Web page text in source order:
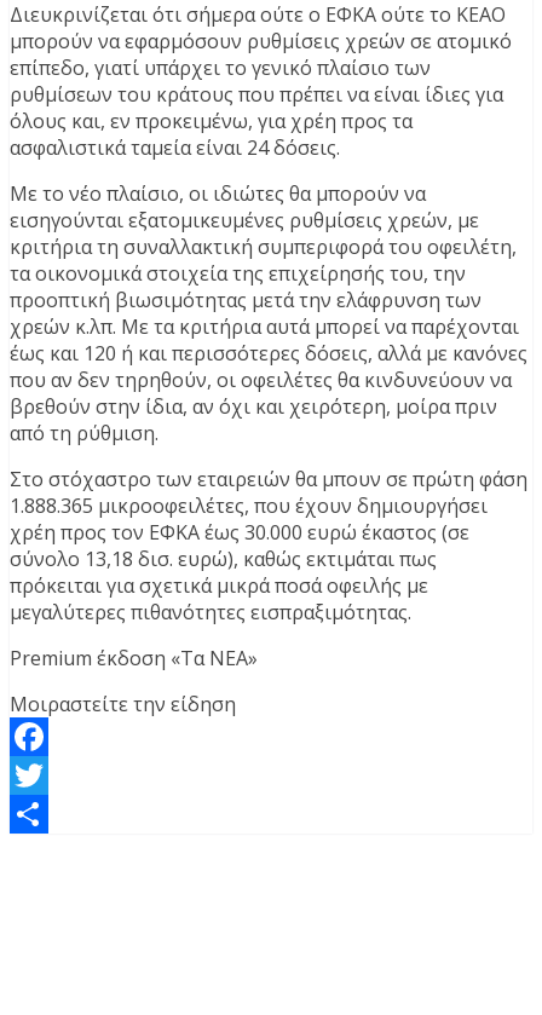
Διευκρινίζεται ότι σήμερα ούτε ο ΕΦΚΑ ούτε το ΚΕΑΟ
μπορούν να εφαρμόσουν ρυθμίσεις χρεών σε ατομικό
επίπεδο, γιατί υπάρχει το γενικό πλαίσιο των
ρυθμίσεων του κράτους που πρέπει να είναι ίδιες για
όλους και, εν προκειμένω, για χρέη προς τα
ασφαλιστικά ταμεία είναι 24 δόσεις.
Με το νέο πλαίσιο, οι ιδιώτες θα μπορούν να
εισηγούνται εξατομικευμένες ρυθμίσεις χρεών, με
κριτήρια τη συναλλακτική συμπεριφορά του οφειλέτη,
τα οικονομικά στοιχεία της επιχείρησής του, την
προοπτική βιωσιμότητας μετά την ελάφρυνση των
χρεών κ.λπ. Με τα κριτήρια αυτά μπορεί να παρέχονται
έως και 120 ή και περισσότερες δόσεις, αλλά με κανόνες
που αν δεν τηρηθούν, οι οφειλέτες θα κινδυνεύουν να
βρεθούν στην ίδια, αν όχι και χειρότερη, μοίρα πριν
από τη ρύθμιση.
Στο στόχαστρο των εταιρειών θα μπουν σε πρώτη φάση
1.888.365 μικροοφειλέτες, που έχουν δημιουργήσει
χρέη προς τον ΕΦΚΑ έως 30.000 ευρώ έκαστος (σε
σύνολο 13,18 δισ. ευρώ), καθώς εκτιμάται πως
πρόκειται για σχετικά μικρά ποσά οφειλής με
μεγαλύτερες πιθανότητες εισπραξιμότητας.
Premium έκδοση «Τα ΝΕΑ»
Μοιραστείτε την είδηση
Facebook
Twitter